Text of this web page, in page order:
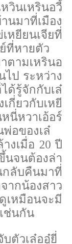
หวินเหรินอวี้
นมาที่เมือง
หยียนเจียที่
ที่หายตัว
ตามเหรินอ
ไป ระหว่าง
ด้รู้จักกับเล๋
กี่ยวกับเหยี
นี่หวาเอ้อร์
อของเล๋
งเมื่อ 20 ปี
นจนต้องล่า
ลับคืนมาที่
ากน้องสาว
มือนจะมี
ช่นกัน
ตัวเล๋ออู๋ยี่